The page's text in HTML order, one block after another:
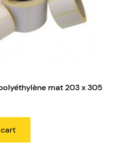
mat 203 x 305